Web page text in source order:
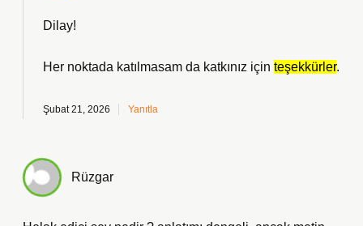
Dilay!
Her noktada katılmasam da katkınız için teşekkürler.
Şubat 21, 2026 Yanıtla
Rüzgar